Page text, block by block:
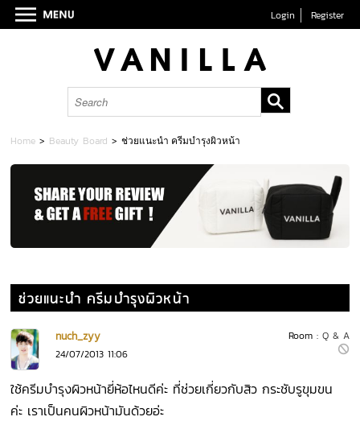
Login Register
Home > Beauty Board >ช่วยแนะนำ ครีมบำรุงผิวหน้า
ช่วยแนะนำ ครีมบำรุงผิวหน้า
Room : Q & A
nuch_zyy
24/07/2013 11:06
ใช้ครีมบำรุงผิวหน้ายี่ห้อไหนดีค่ะ ที่ช่วยเกี่ยวกับสิว กระชับรูขุมขน
ค่ะ เราเป็นคนผิวหน้ามันด้วยอ่ะ